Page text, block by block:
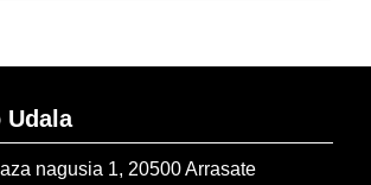
Udala
nagusia 1, 20500 Arrasate